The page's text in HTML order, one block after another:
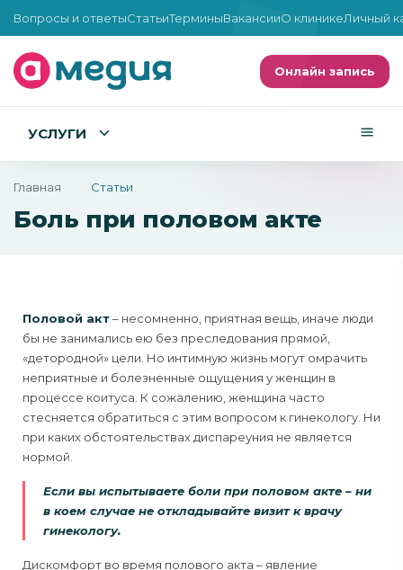
Вопросы и ответыСтатьиТерминыВакансииО клиникеЛичный
Онлайн запись
УСЛУГИ
Главная Статьи
Боль при половом акте
Половой акт– несомненно, приятная вещь, иначе люди
бы не занимались ею без преследования прямой,
«детородной» цели. Но интимную жизнь могут омрачить
неприятные и болезненные ощущения у женщин в
процессе коитуса. К сожалению, женщина часто
стесняется обратиться с этим вопросом к гинекологу. Ни
при каких обстоятельствах диспареуния не является
нормой.
Если вы испытываете боли при половом акте – ни
в коем случае не откладывайте визит к врачу
гинекологу.
Дискомфорт во время полового акта – явление